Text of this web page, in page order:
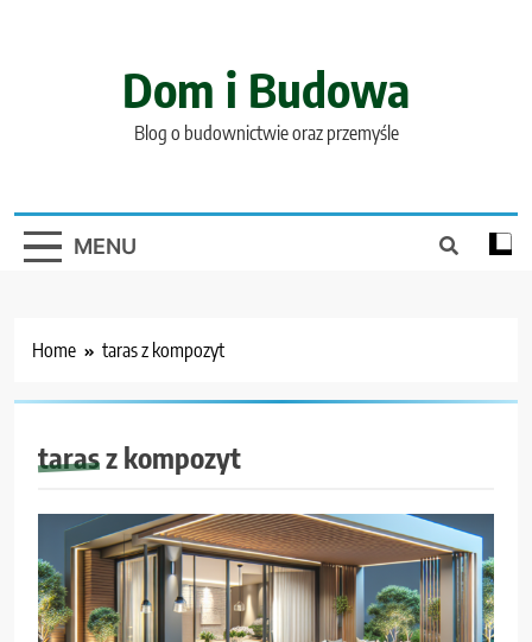
Dom i Budowa
Blog o budownictwie oraz przemyśle
MENU
Home taras z kompozyt
taras z kompozyt